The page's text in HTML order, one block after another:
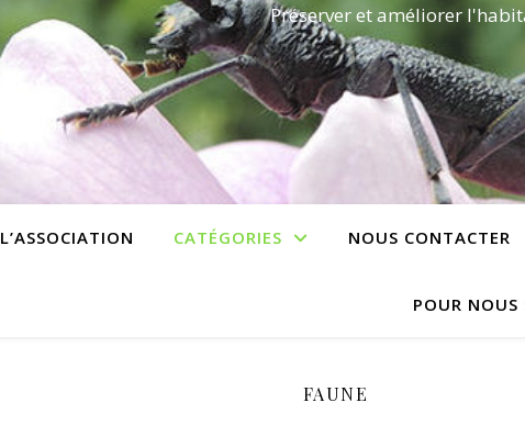
Préserver et améliorer
L’ASSOCIATION CATÉGORIES NOUS CONTACTER
POUR NOUS
FAUNE